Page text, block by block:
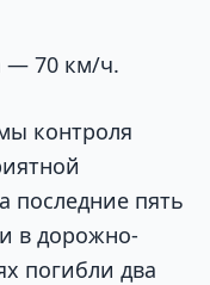
— 70 км/ч.
контроля
последние пять
в дорожно-
погибли два